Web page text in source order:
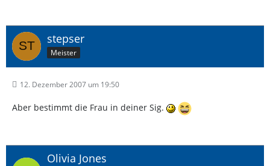
stepser
Meister
12. Dezember 2007 um 19:50
Aber bestimmt die Frau in deiner Sig.
Olivia Jones